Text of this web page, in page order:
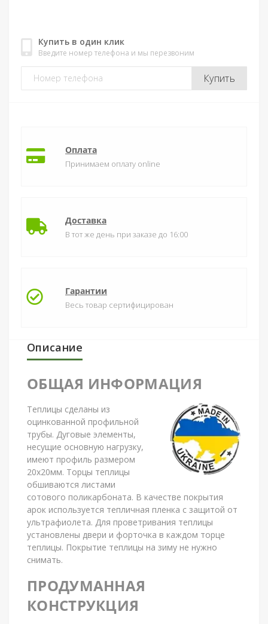
Купить в один клик
Введите номер телефона и мы перезвоним
Купить
Оплата
Принимаем оплату online
Доставка
В тот же день при заказе до 16:00
Гарантии
Весь товар сертифицирован
Описание
ОБЩАЯ ИНФОРМАЦИЯ
Теплицы сделаны из
оцинкованной профильной
трубы. Дуговые элементы,
несущие основную нагрузку,
имеют профиль размером
20х20мм. Торцы теплицы
обшиваются листами
сотового поликарбоната. В качестве покрытия
арок используется тепличная пленка с защитой от
ультрафиолета. Для проветривания теплицы
установлены двери и форточка в каждом торце
теплицы. Покрытие теплицы на зиму не нужно
снимать.
ПРОДУМАННАЯ
КОНСТРУКЦИЯ